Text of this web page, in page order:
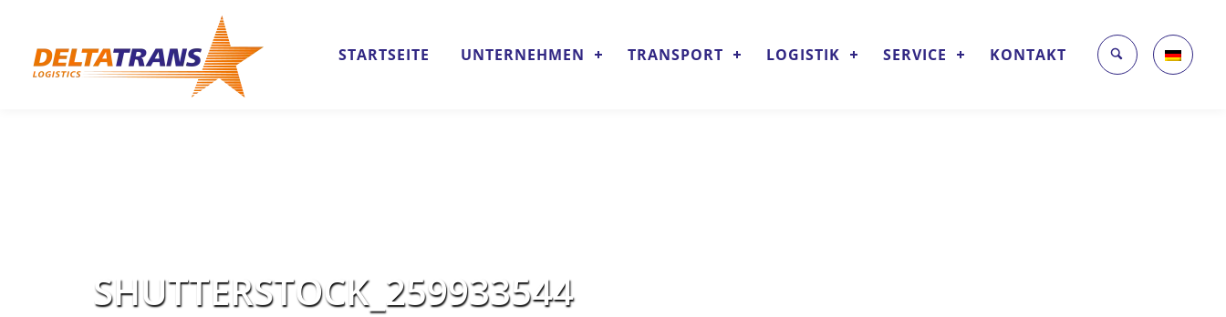
STARTSEITE UNTERNEHMEN TRANSPORT LOGISTIK SERVICE KONTAKT
SHUTTERSTOCK_259933544